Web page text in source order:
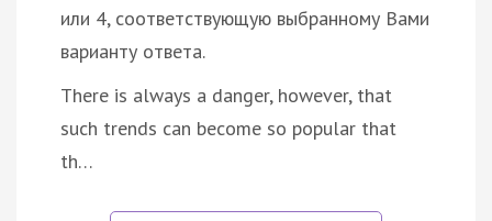
или 4, соответствующую выбранному Вами
варианту ответа.
There is always a danger, however, that
such trends can become so popular that
th…